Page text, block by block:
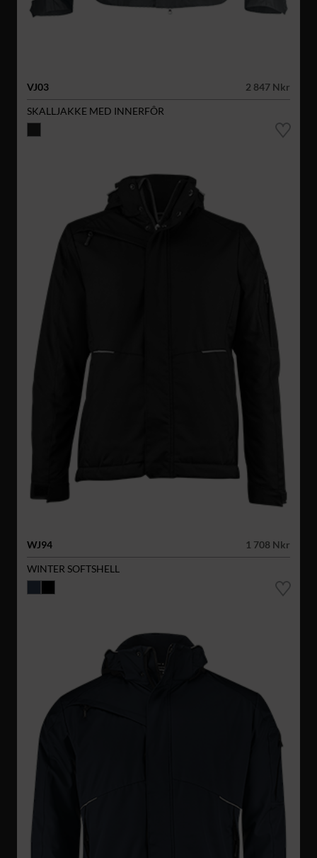
VJ03
2 847 Nkr
SKALLJAKKE MED INNERFÔR
WJ94
1 708 Nkr
WINTER SOFTSHELL